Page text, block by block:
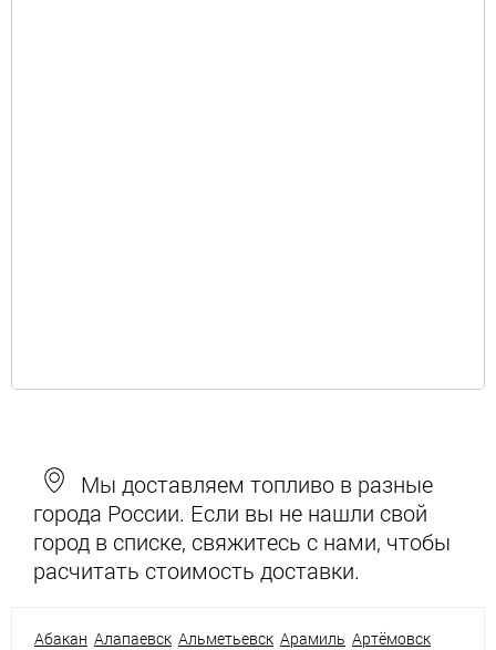
Мы доставляем топливо в разные
города России. Если вы не нашли свой
город в списке, свяжитесь с нами, чтобы
расчитать стоимость доставки.
Абакан Алапаевск Альметьевск Арамиль Артёмовск